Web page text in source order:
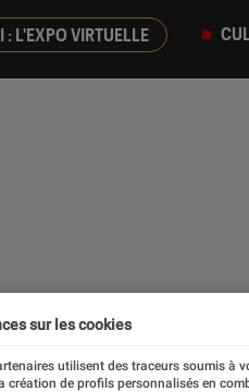
: L'EXPO VIRTUELLE
sur les cookies
utilisent des traceurs soumis à
création de profils personnalisés en